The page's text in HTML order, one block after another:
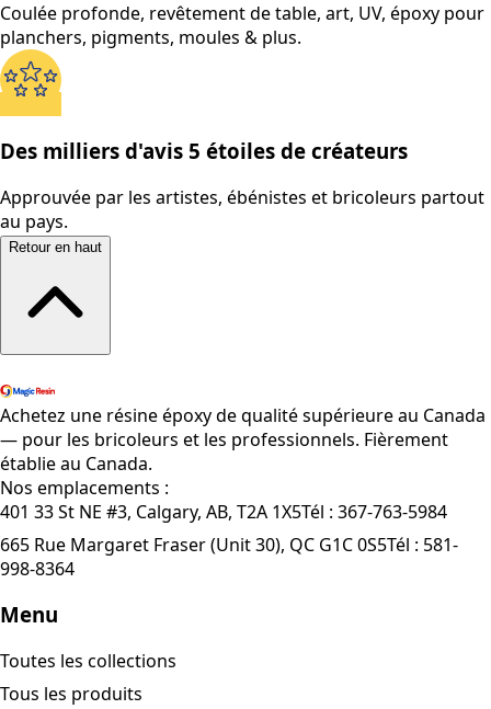
Coulée profonde, revêtement de table, art, UV, époxy pour
planchers, pigments, moules & plus.
Des milliers d'avis 5 étoiles de créateurs
Approuvée par les artistes, ébénistes et bricoleurs partout
au pays.
Retour en haut
Achetez une résine époxy de qualité supérieure au Canada
— pour les bricoleurs et les professionnels. Fièrement
établie au Canada.
Nos emplacements :
401 33 St NE #3, Calgary, AB, T2A 1X5Tél : 367-763-5984
665 Rue Margaret Fraser (Unit 30), QC G1C 0S5Tél : 581-
998-8364
Menu
Toutes les collections
Tous les produits